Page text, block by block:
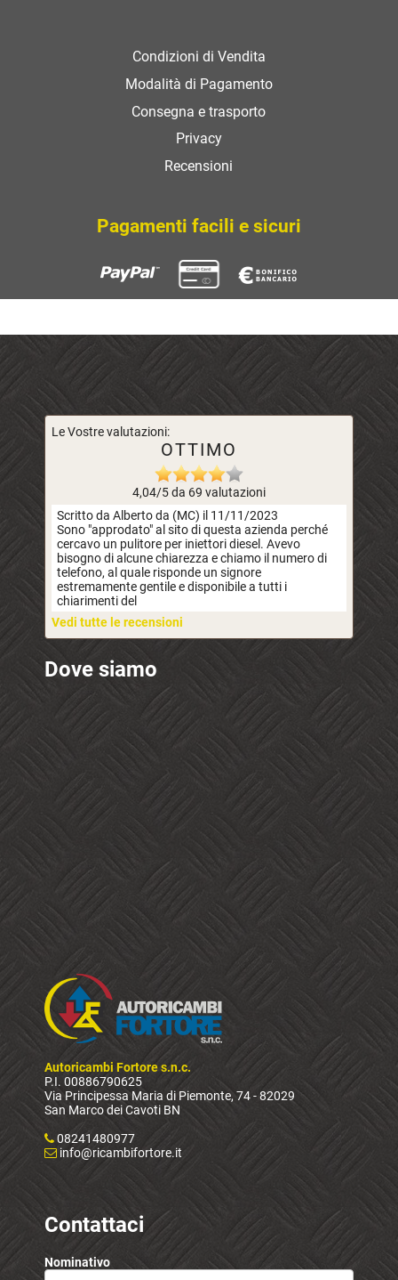
Condizioni di Vendita
Modalità di Pagamento
Consegna e trasporto
Privacy
Recensioni
Pagamenti facili e sicuri
Le Vostre valutazioni:
OTTIMO
4,04/5 da 69 valutazioni
Scritto da Alberto da (MC) il 11/11/2023
Sono "approdato" al sito di questa azienda perché
cercavo un pulitore per iniettori diesel. Avevo
bisogno di alcune chiarezza e chiamo il numero di
telefono, al quale risponde un signore
estremamente gentile e disponibile a tutti i
chiarimenti del
Vedi tutte le recensioni
Dove siamo
Autoricambi Fortore s.n.c.
P.I. 00886790625
Via Principessa Maria di Piemonte, 74 - 82029
San Marco dei Cavoti BN
08241480977
info@ricambifortore.it
Contattaci
Nominativo